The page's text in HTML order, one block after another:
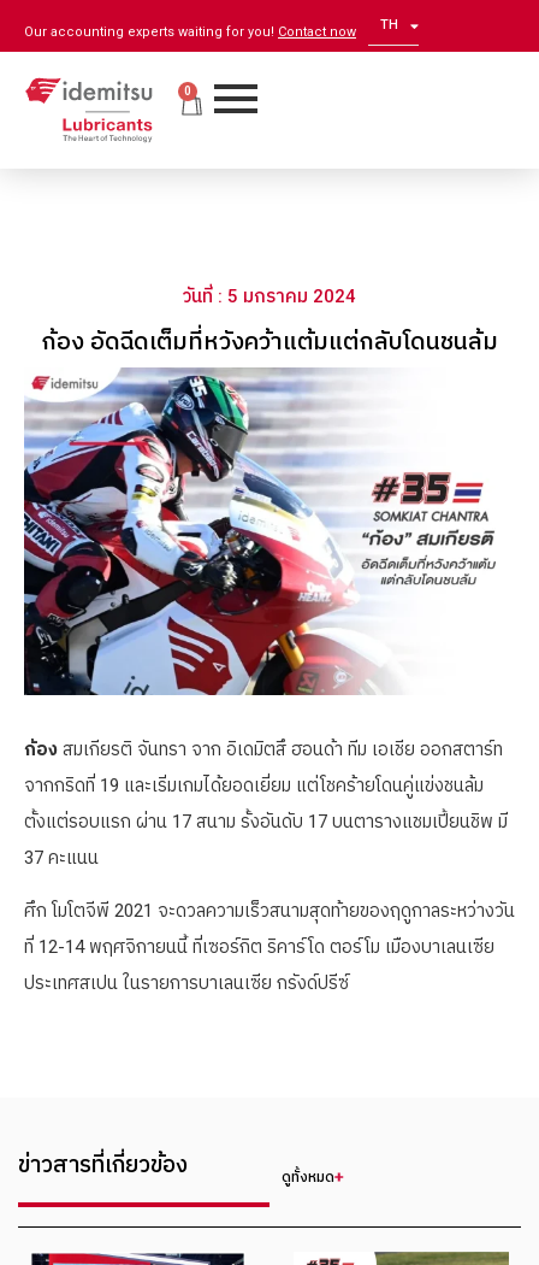
Our accounting experts waiting for you! Contact now TH
EN
0
วันที่ : 5 มกราคม 2024
ก้อง อัดฉีดเต็มที่หวังคว้าแต้มแต่กลับโดนชนล้ม
ก้อง สมเกียรติ จันทรา จาก อิเดมิตสึ ฮอนด้า ทีม เอเชีย ออกสตาร์ท
จากกริดที่ 19 และเริ่มเกมได้ยอดเยี่ยม แต่โชคร้ายโดนคู่แข่งชนล้ม
ตั้งแต่รอบแรก ผ่าน 17 สนาม รั้งอันดับ 17 บนตารางแชมเปี้ยนชิพ มี
37 คะแนน
ศึก โมโตจีพี 2021 จะดวลความเร็วสนามสุดท้ายของฤดูกาลระหว่างวัน
ที่ 12-14 พฤศจิกายนนี้ ที่เซอร์กิต ริคาร์โด ตอร์โม เมืองบาเลนเซีย
ประเทศสเปน ในรายการบาเลนเซีย กรังด์ปรีซ์
ข่าวสารที่เกี่ยวข้อง ดูทั้งหมด